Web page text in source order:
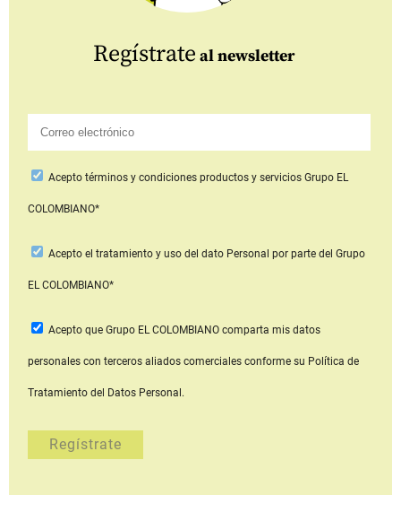
Regístrate al newsletter
Aceptotérminos y condiciones productos y serviciosGrupo EL
COLOMBIANO*
Acepto el tratamiento y uso del dato Personal por parte del Grupo
EL COLOMBIANO*
Acepto que Grupo EL COLOMBIANOcomparta mis datos
personales con terceros aliados comerciales conforme su Política de
Tratamiento del Datos Personal.